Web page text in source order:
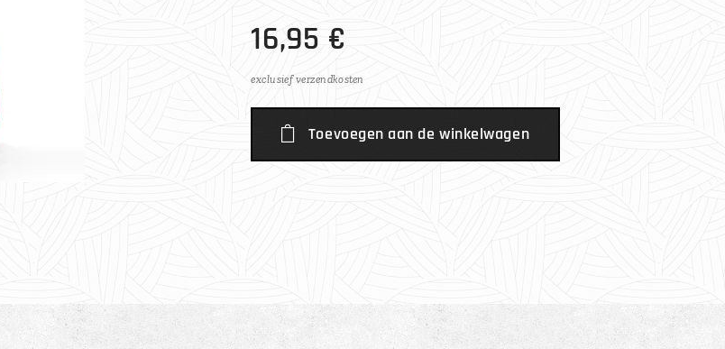
16,95 €
exclusief verzendkosten
Toevoegen aan de winkelwagen